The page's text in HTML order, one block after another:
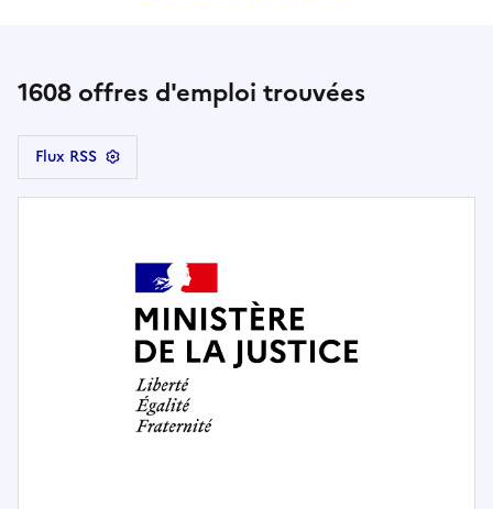
1608 offres d'emploi trouvées
Flux RSS